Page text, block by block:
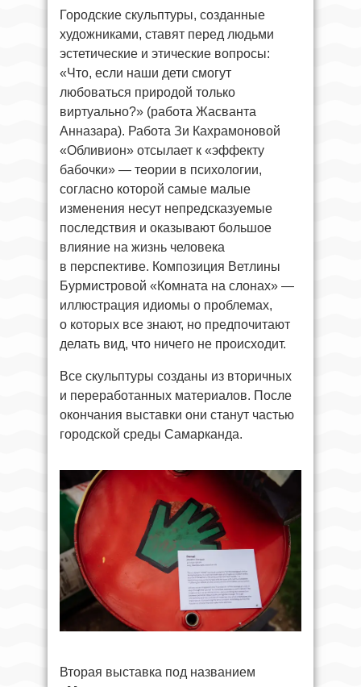
Городские скульптуры, созданные
художниками, ставят перед людьми
эстетические и этические вопросы:
«Что, если наши дети смогут
любоваться природой только
виртуально?» (работа Жасванта
Анназара). Работа Зи Кахрамоновой
«Обливион» отсылает к «эффекту
бабочки» — теории в психологии,
согласно которой самые малые
изменения несут непредсказуемые
последствия и оказывают большое
влияние на жизнь человека
в перспективе. Композиция Ветлины
Бурмистровой «Комната на слонах» —
иллюстрация идиомы о проблемах,
о которых все знают, но предпочитают
делать вид, что ничего не происходит.
Все скульптуры созданы из вторичных
и переработанных материалов. После
окончания выставки они станут частью
городской среды Самарканда.
Вторая выставка под названием